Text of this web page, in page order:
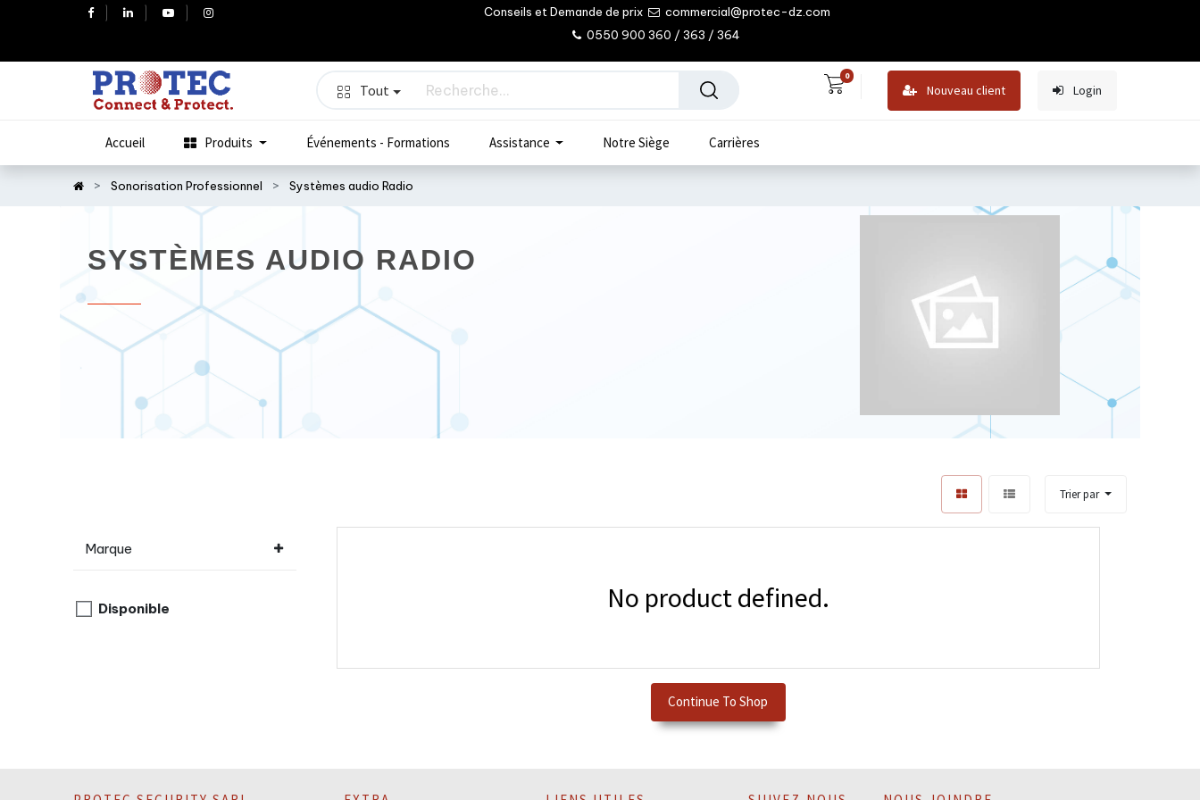
Conseils et Demande de prix
commercial@protec-dz.com
0550 900 360 / 363 / 364
Tout
0
Nouveau client Login
Accueil Produits Événements - Formations Assistance Notre Siège Carrières
Sonorisation Professionnel Systèmes audio Radio
SYSTÈMES AUDIO RADIO
Trier par
Marque
Disponible No product defined.
Continue To Shop